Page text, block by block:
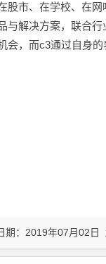
股市、在学校、在
与解决方案，联合
会，而c3通过自身的
期：2019年07月02日